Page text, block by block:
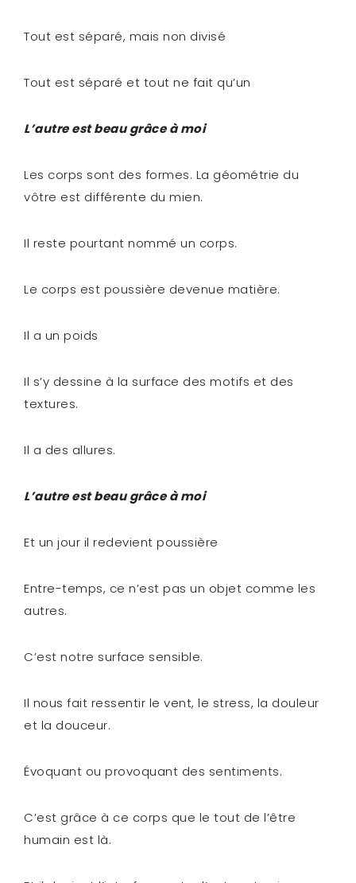
Tout est séparé, mais non divisé
Tout est séparé et tout ne fait qu’un
L’autre est beau grâce à moi
Les corps sont des formes. La géométrie du
vôtre est différente du mien.
Il reste pourtant nommé un corps.
Le corps est poussière devenue matière.
Il a un poids
Il s’y dessine à la surface des motifs et des
textures.
Il a des allures.
L’autre est beau grâce à moi
Et un jour il redevient poussière
Entre-temps, ce n’est pas un objet comme les
autres.
C’est notre surface sensible.
Il nous fait ressentir le vent, le stress, la douleur
et la douceur.
Évoquant ou provoquant des sentiments.
C’est grâce à ce corps que le tout de l’être
humain est là.